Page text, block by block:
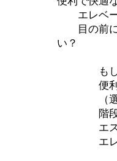
エレベー
目の前に
い？
もし車
便利なエ
（選択
階段を
エスカレ
エレベー